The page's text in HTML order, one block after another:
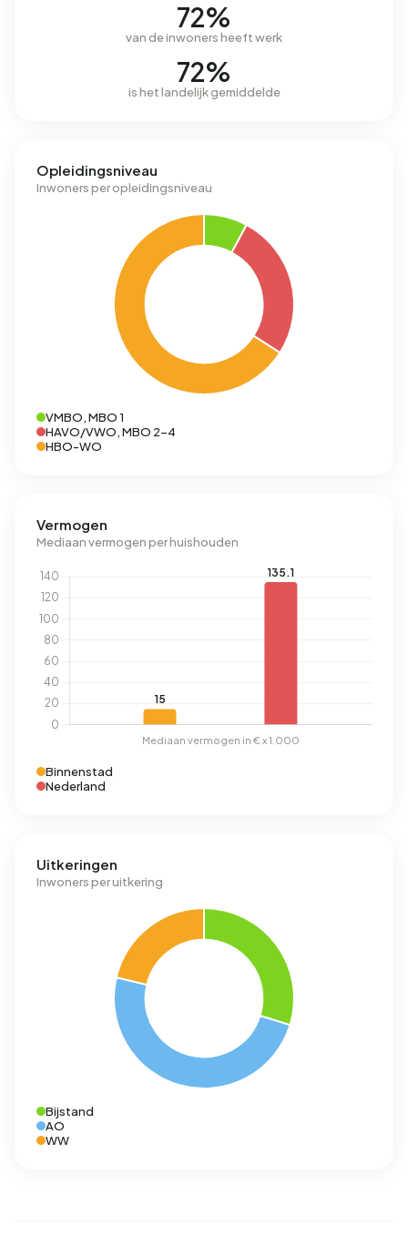
72%
van de inwoners heeft werk
72%
is het landelijk gemiddelde
Opleidingsniveau
Inwoners per opleidingsniveau
VMBO, MBO 1
HAVO/VWO, MBO 2-4
HBO-WO
Vermogen
Mediaan vermogen per huishouden
Binnenstad
Nederland
Uitkeringen
Inwoners per uitkering
Bijstand
AO
WW